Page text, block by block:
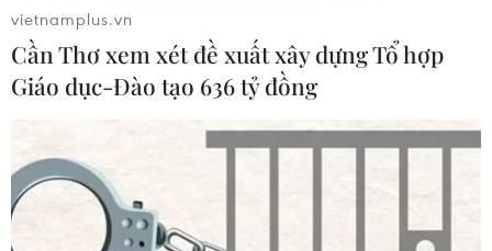
vietnamplus.vn
Cần Thơ xem xét đề xuất xây dựng Tổ hợp
Giáo dục-Đào tạo 636 tỷ đồng